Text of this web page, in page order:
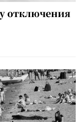
отключения